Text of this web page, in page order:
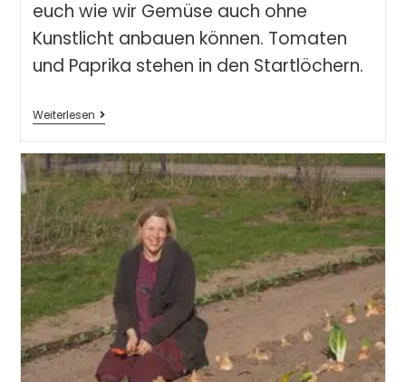
euch wie wir Gemüse auch ohne
Kunstlicht anbauen können. Tomaten
und Paprika stehen in den Startlöchern.
Weiterlesen